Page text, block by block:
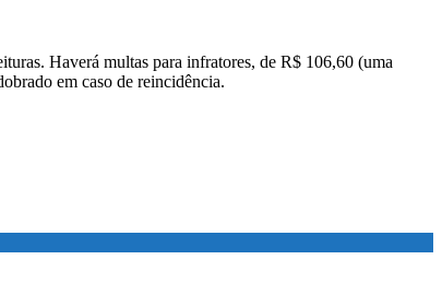
Haverá multas para infratores, de R$ 106,60 (uma
em caso de reincidência.